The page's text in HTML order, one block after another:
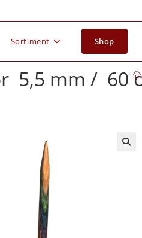
Sortiment Shop
5,5 mm / 60